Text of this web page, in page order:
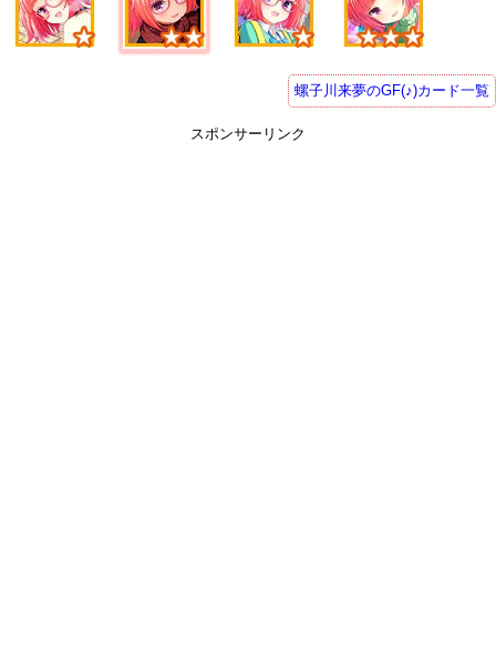
螺子川来夢のGF(♪)カード一覧
スポンサーリンク